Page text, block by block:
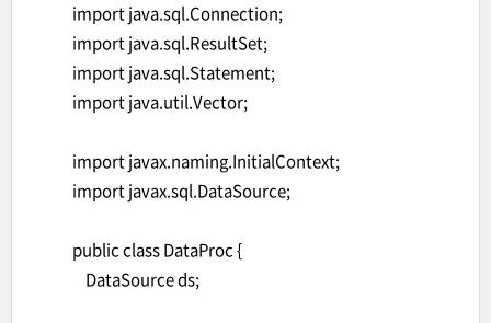
import java.sql.Connection;
import java.sql.ResultSet;
import java.sql.Statement;
import java.util.Vector;
import javax.naming.InitialContext;
import javax.sql.DataSource;
public class DataProc {
DataSource ds;